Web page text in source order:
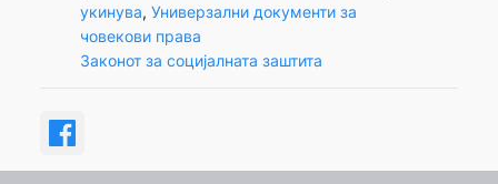
укинува, Универзални документи за
човекови права
Законот за социјалната заштита